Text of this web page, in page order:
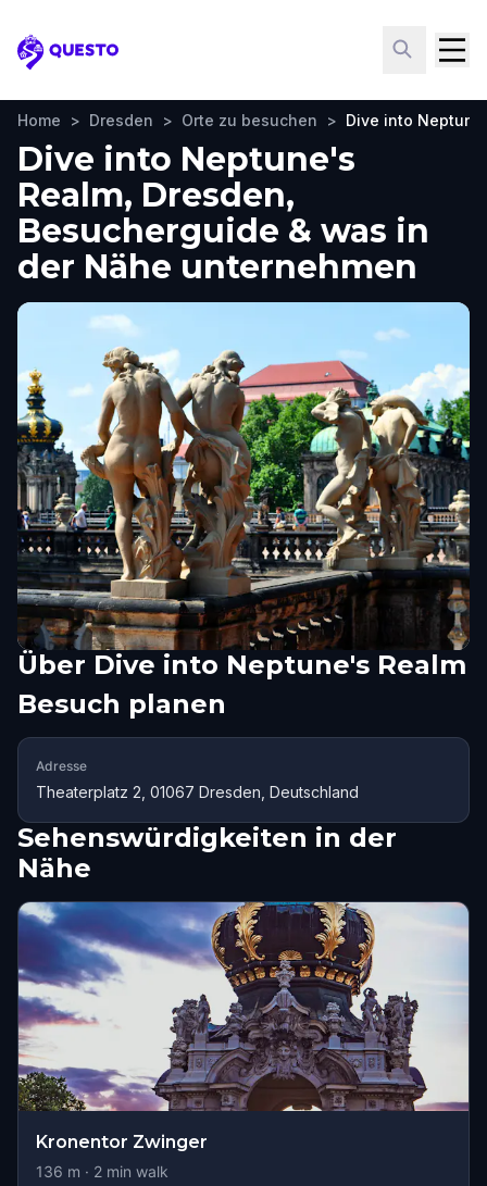
Questo
Home > Dresden > Orte zu besuchen > Dive into
Dive into Neptune's
Realm, Dresden,
Besucherguide & was in
der Nähe unternehmen
Über Dive into Neptune's Realm
Besuch planen
Adresse
Theaterplatz 2, 01067 Dresden, Deutschland
Sehenswürdigkeiten in der
Nähe
Kronentor Zwinger
136 m · 2 min walk